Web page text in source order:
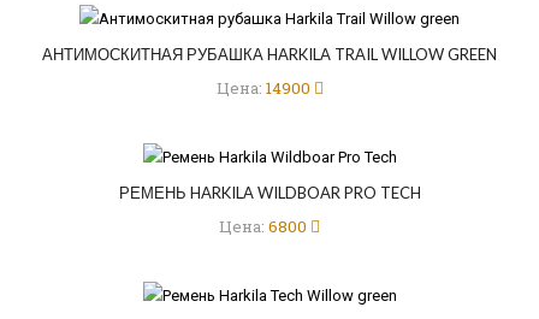
АНТИМОСКИТНАЯ РУБАШКА HARKILA TRAIL WILLOW GREEN
Цена: 14900
РЕМЕНЬ HARKILA WILDBOAR PRO TECH
Цена: 6800